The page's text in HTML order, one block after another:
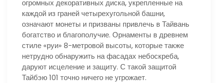
огромных декоративных диска, укрепленные на
каждой из граней четырехугольной башни,
означают монеты и призваны привлечь в Тайвань
богатство и благополучие. Орнаменты в древнем
стиле «руи» 8-метровой высоты, которые также
нетрудно обнаружить на фасадах небоскреба,
даруют исцеление и защиту. С такой защитой
Тайбэю 101 точно ничего не угрожает.